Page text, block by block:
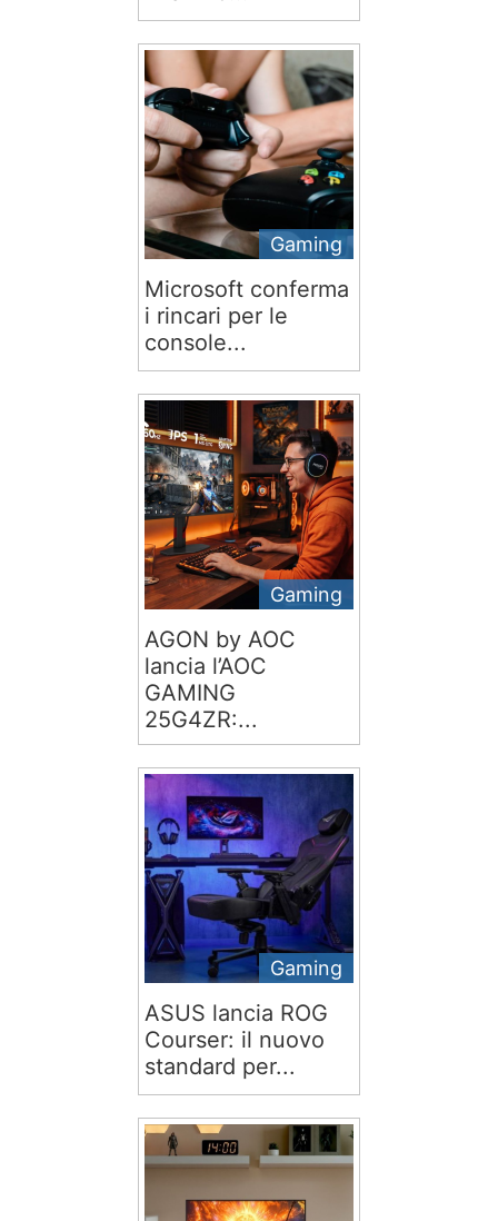
Gaming
Microsoft conferma
i rincari per le
console...
Gaming
AGON by AOC
lancia l’AOC
GAMING
25G4ZR:...
Gaming
ASUS lancia ROG
Courser: il nuovo
standard per...